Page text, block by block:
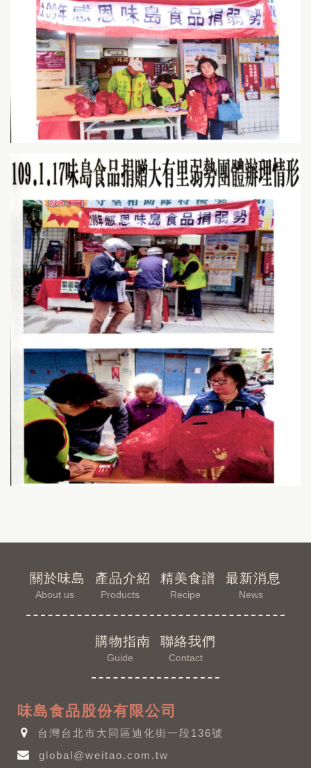
關於味島
About us
產品介紹
Products
精美食譜
Recipe
最新消息
News
購物指南
Guide
聯絡我們
Contact
味島食品股份有限公司
台灣台北市大同區迪化街一段136號
global@weitao.com.tw